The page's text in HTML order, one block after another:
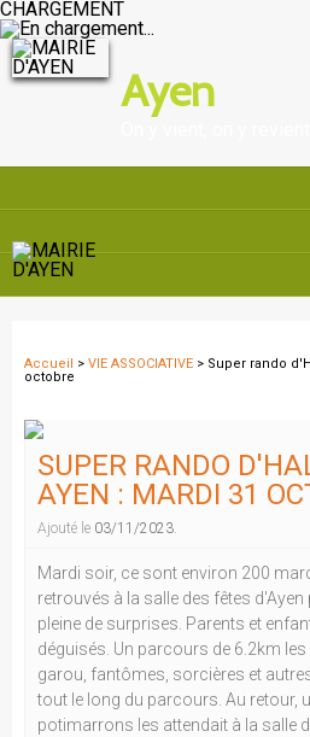
CHARGEMENT
Ayen
Accueil > VIE ASSOCIATIVE > Super rando
octobre
SUPER RANDO
AYEN : MARDI 31
Ajouté le 03/11/2023.
Mardi soir, ce sont environ 200
retrouvés à la salle des fêtes
pleine de surprises. Parents et
déguisés. Un parcours de 6.2km
garou, fantômes, sorcières et
tout le long du parcours. Au retour,
potimarrons les attendait à la salle